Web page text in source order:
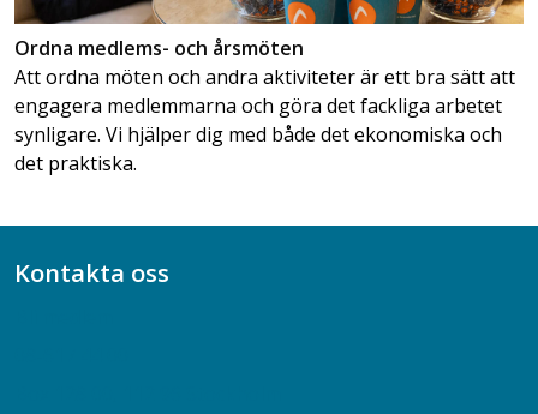
Ordna medlems- och årsmöten
Att ordna möten och andra aktiviteter är ett bra sätt att
engagera medlemmarna och göra det fackliga arbetet
synligare. Vi hjälper dig med både det ekonomiska och
det praktiska.
Kontakta oss